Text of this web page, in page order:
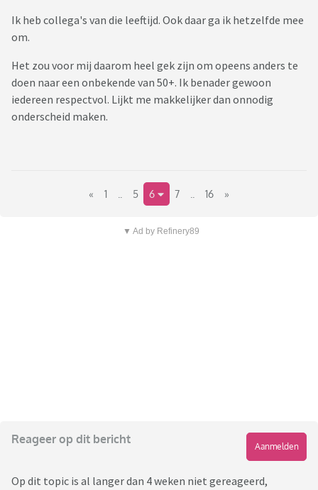
Ik heb collega's van die leeftijd. Ook daar ga ik hetzelfde mee
om.
Het zou voor mij daarom heel gek zijn om opeens anders te
doen naar een onbekende van 50+. Ik benader gewoon
iedereen respectvol. Lijkt me makkelijker dan onnodig
onderscheid maken.
« 1 5 6 7 16 »
▼ Ad by Refinery89
Reageer op dit bericht
Aanmelden
Op dit topic is al langer dan 4 weken niet gereageerd,